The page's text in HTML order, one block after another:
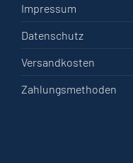
Impressum
Datenschutz
Versandkosten
Zahlungsmethoden